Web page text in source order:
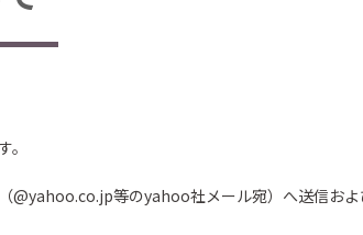
等のyahoo社メール宛）へ送信およ